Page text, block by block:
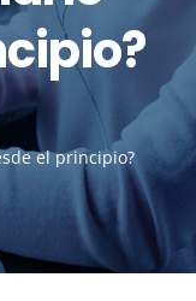
el principio?